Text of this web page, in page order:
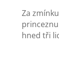
Za
hned tři